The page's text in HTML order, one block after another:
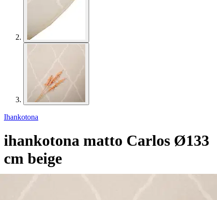
Ihankotona
ihankotona matto Carlos Ø133
cm beige